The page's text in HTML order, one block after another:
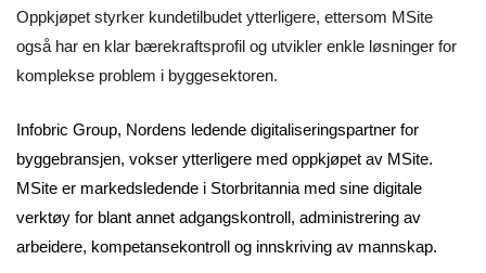
Oppkjøpet styrker kundetilbudet ytterligere, ettersom MSite
også har en klar bærekraftsprofil og utvikler enkle løsninger for
komplekse problem i byggesektoren.
Infobric Group, Nordens ledende digitaliseringspartner for
byggebransjen, vokser ytterligere med oppkjøpet av MSite.
MSite er markedsledende i Storbritannia med sine digitale
verktøy for blant annet adgangskontroll, administrering av
arbeidere, kompetansekontroll og innskriving av mannskap.